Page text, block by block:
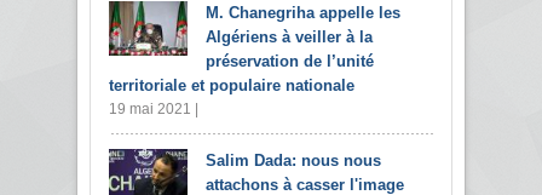
M. Chanegriha appelle les
Algériens à veiller à la
préservation de l’unité
territoriale et populaire nationale
19 mai 2021 |
Salim Dada: nous nous
attachons à casser l'image